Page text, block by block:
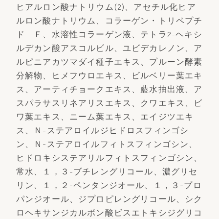
ヒアルロン酸ナトリウム(2)、アセチル化ヒア
ルロン酸ナトリウム、コラーゲン・トリペプチ
ド Ｆ、水溶性コラーゲン液、テトラ2-ヘキシ
ルデカン酸アスコルビル、ユビデカレノン、ア
ルピニアカツマダイ種子エキス、プルーン酵素
分解物、ヒメフウロエキス、ビルベリー葉エキ
ス、アーティチョークエキス、藍水抽出液、ア
スパラサスリネアリスエキス、クワエキス、ビ
ワ葉エキス、ニーム葉エキス、エイジツエキ
ス、Ｎ-ステアロイルジヒドロスフィンゴシ
ン、Ｎ-ステアロイルフィトスフィンゴシン、
ヒドロキシステアリルフィトスフィンゴシン、
常水、１，３-ブチレングリコール、濃グリセ
リン、１，２-ペンタンジオール、１，３-プロ
パンジオール、ジプロピレングリコール、シク
ロヘキサンジカルボン酸ビスエトキシジグリコ